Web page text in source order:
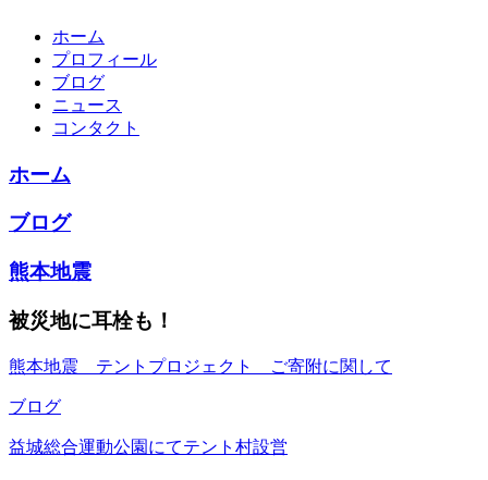
ホーム
プロフィール
ブログ
ニュース
コンタクト
ホーム
ブログ
熊本地震
被災地に耳栓も！
熊本地震 テントプロジェクト ご寄附に関して
ブログ
益城総合運動公園にてテント村設営